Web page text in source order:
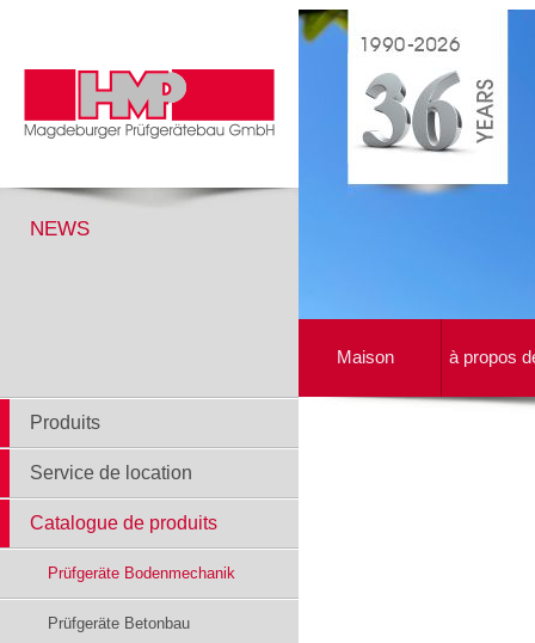
NEWS
Maison à propos
Produits
Service de location
Catalogue de produits
Prüfgeräte Bodenmechanik
Prüfgeräte Betonbau